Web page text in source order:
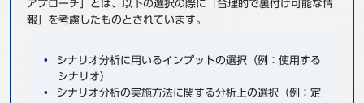
アプローチ」とは、以下の選択の際に「合理的で裏付け可能な情
報」を考慮したものとされています。
シナリオ分析に用いるインプットの選択（例：使用する
シナリオ）
シナリオ分析の実施方法に関する分析上の選択（例：定